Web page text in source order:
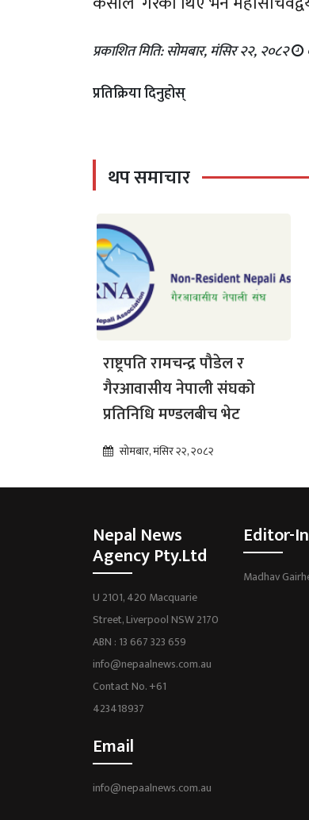
प्रकाशित मिति: सोमबार, मंसिर २२, २०८२
प्रतिक्रिया दिनुहोस्
थप समाचार
राष्ट्रपति रामचन्द्र पौडेल र
गैरआवासीय नेपाली संघको
प्रतिनिधि मण्डलबीच भेट
सोमबार, मंसिर २२, २०८२
Nepal News
Agency Pty.Ltd
U 2101, 420 Macquarie
Street, Liverpool NSW 2170
ABN : 13 667 323 659
info@nepaalnews.com.au
Contact No. +61
423418937
Email
info@nepaalnews.com.au
Editor-
Madhav